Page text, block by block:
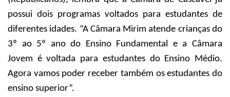
possui dois programas voltados para estudantes de
diferentes idades. “A Câmara Mirim atende crianças do
3º ao 5º ano do Ensino Fundamental e a Câmara
Jovem é voltada para estudantes do Ensino Médio.
Agora vamos poder receber também os estudantes do
ensino superior”.